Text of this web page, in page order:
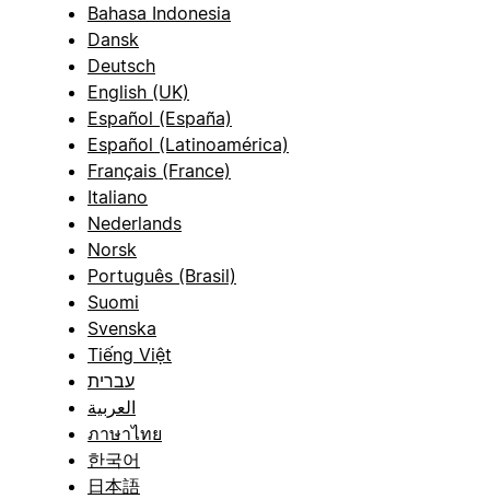
Bahasa Indonesia
Dansk
Deutsch
English (UK)
Español (España)
Español (Latinoamérica)
Français (France)
Italiano
Nederlands
Norsk
Português (Brasil)
Suomi
Svenska
Tiếng Việt
עברית
العربية
ภาษาไทย
한국어
日本語